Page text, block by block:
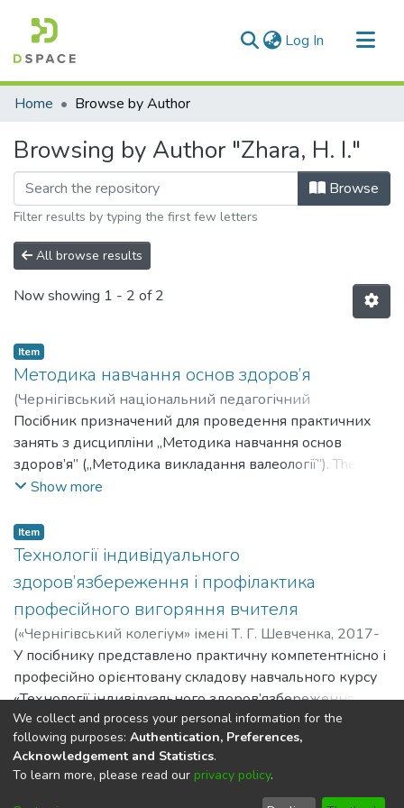
Log In (current)
Communities & Collections
Home Browse by Author
Browsing by Author "Zhara, H. I."
Browse
Filter results by typing the first few letters
All browse results
Now showing 1 - 2 of 2
Item
Методика навчання основ здоров’я
(Чернігівський національний педагогічний
університет імені Т. Г. Шевченка,2011-11-26)Жара, Г.
І.;Zhara, H. I.
Посібник призначений для проведення практичних
занять з дисципліни „Методика навчання основ
здоров’я” („Методика викладання валеології”). The
manual is intended for practical classes in the discipline
teaching valeology").
Show more
Item
Технології індивідуального
здоров’язбереження і профілактика
професійного вигоряння вчителя
(«Чернігівський колегіум» імені Т. Г. Шевченка, 2017-
12-22)Жара, Г. І.;Zhara, H. I.
У посібнику представлено практичну компетентнісно і
професійно орієнтовану складову навчального курсу
«Технології індивідуального здоров’язбереження і
профілактика професійного вигоряння вчителя» для
студентів усіх спеціальностей педагогічних закладів
вищої освіти. Запропоновано зручні діагностичні
засоби для визначення індивідуальної зони
Show more
DSpace softwarecopyright © 2002-2026
We collect and process your personal information for the
following purposes: Authentication, Preferences,
Acknowledgement and Statistics.
To learn more, please read our privacy policy.